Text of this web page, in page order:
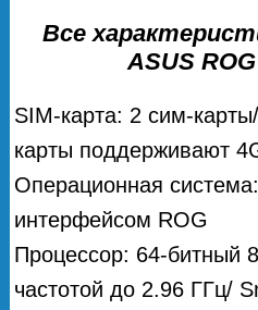
Все
ASUS
SIM-карта: 2 сим-
карты поддерживают
Операционная
интерфейсом ROG
Процессор: 64-битный
частотой до 2.96 ГГц/